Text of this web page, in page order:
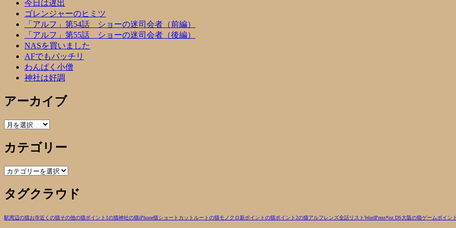
今日は遅出
ゴレンジャーのヒミツ
「アルフ」第54話 ショーの迷司会者（前編）
「アルフ」第55話 ショーの迷司会者（後編）
NASを買いました
AFでもバッチリ
わんぱく小僧
神社は好調
アーカイブ
ア
カ
イ
ブ
カテゴリー
カ
ゴ
リ
タグクラウド
駅周辺の猫お寺近くの猫その他の猫ポイント1の猫神社の猫iPhone猫ショートカットルートの猫モノクロ新ポイントの猫ポイント2の猫アルフレンズ全話リストWordPress*ist DS大阪の猫ゲームポイン